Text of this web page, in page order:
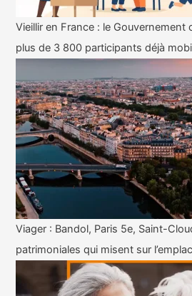
Vieillir en France : le Gouvernement
plus de 3 800 participants déjà
Viager : Bandol, Paris 5e, Saint-
patrimoniales qui misent sur